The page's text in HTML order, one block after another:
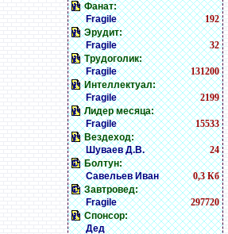
Фанат:
Fragile
192
Эрудит:
Fragile
32
Трудоголик:
Fragile
131200
Интеллектуал:
Fragile
2199
Лидер месяца:
Fragile
15533
Вездеход:
Шуваев Д.В.
24
Болтун:
Савельев Иван
0,3 Кб
Завтровед:
Fragile
297720
Спонсор:
Дед